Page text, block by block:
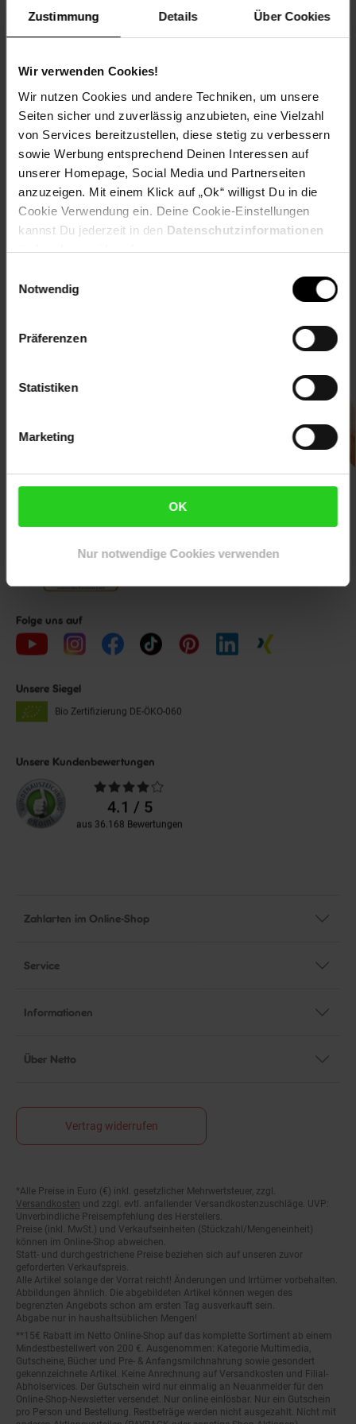
Zustimmung Details Über Cookies
Wir verwenden Cookies!
Wir nutzen Cookies und andere Techniken, um unsere
Seiten sicher und zuverlässig anzubieten, eine Vielzahl
von Services bereitzustellen, diese stetig zu verbessern
sowie Werbung entsprechend Deinen Interessen auf
unserer Homepage, Social Media und Partnerseiten
anzuzeigen. Mit einem Klick auf „Ok“ willigst Du in die
Cookie Verwendung ein. Deine Cookie-Einstellungen
kannst Du jederzeit in den Datenschutzinformationen
ändern bzw. widerrufen.
Notwendig
Präferenzen
Statistiken
Marketing
OK
Nur notwendige Cookies verwenden
Newsletter Anmeldung
Abonniere unserenNewsletter und sichere
dir einen 15 €**-Gutschein!
15€**
Gutschein
Folge uns auf
Unsere Siegel
Bio Zertifizierung DE-ÖKO-060
Unsere Kundenbewertungen
Durchschnittliche
Bewertungen4.1 / 5
aus 36.168 Bewertungen
Zahlarten im Online-Shop
Service
Informationen
Über Netto
Vertrag widerrufen
Fußnoten
*Alle Preise in Euro (€) inkl. gesetzlicher Mehrwertsteuer, zzgl.
Versandkostenund zzgl. evtl. anfallender Versandkostenzuschläge. UVP:
Unverbindliche Preisempfehlung des Herstellers.
Preise (inkl. MwSt.) und Verkaufseinheiten (Stückzahl/Mengeneinheit)
können im Online-Shop abweichen.
Statt- und durchgestrichene Preise beziehen sich auf unseren zuvor
geforderten Verkaufspreis.
Alle Artikel solange der Vorrat reicht! Änderungen und Irrtümer vorbehalten.
Abbildungen ähnlich. Die abgebildeten Artikel können wegen des
begrenzten Angebots schon am ersten Tag ausverkauft sein.
Abgabe nur in haushaltsüblichen Mengen!
**15€ Rabatt im Netto Online-Shop auf das komplette Sortiment ab einem
Mindestbestellwert von 200 €. Ausgenommen: Kategorie Multimedia,
Gutscheine, Bücher und Pre- & Anfangsmilchnahrung sowie gesondert
gekennzeichnete Artikel. Keine Anrechnung auf Versandkosten und Filial-
Abholservices. Der Gutschein wird nur einmalig an Neuanmelder für den
Online-Shop-Newsletter versendet. Nur online einlösbar. Nur ein Gutschein
pro Person und Bestellung. Restbeträge werden nicht ausgezahlt. Nicht mit
anderen Aktionsvorteilen (PAYBACK oder sonstige Shop-Aktionen)